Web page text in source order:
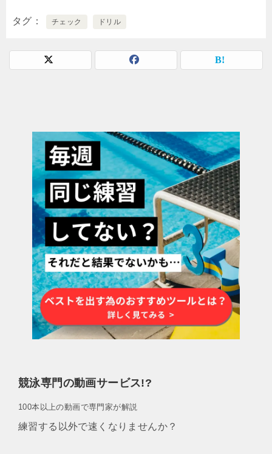
タグ チェック ドリル
競泳専門の動画サービス!?
100本以上の動画で専門家が解説
練習する以外で速くなりませんか？